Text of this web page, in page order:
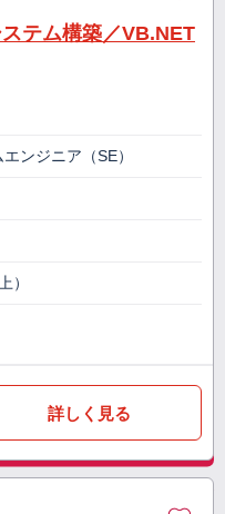
テム構築／VB.NET
ンジニア（SE）
）
詳しく見る